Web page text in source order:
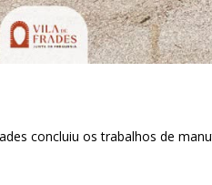
concluiu os trabalhos de